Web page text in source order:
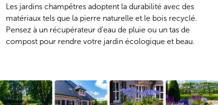
Les jardins champêtres adoptent la durabilité avec des
matériaux tels que la pierre naturelle et le bois recyclé.
Pensez à un récupérateur d'eau de pluie ou un tas de
compost pour rendre votre jardin écologique et beau.